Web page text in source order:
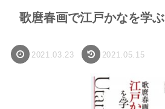
歌麿春画で江戸かなを学ぶ
2021.03.23 2021.05.15